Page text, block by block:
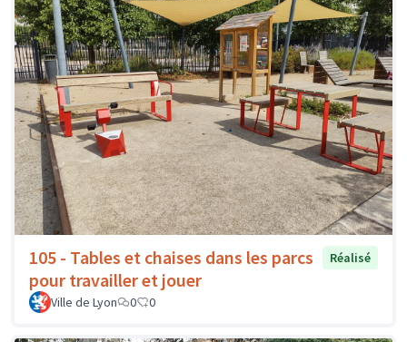
105 - Tables et chaises dans les parcs
pour travailler et jouer
Réalisé
Ville de Lyon 0 0